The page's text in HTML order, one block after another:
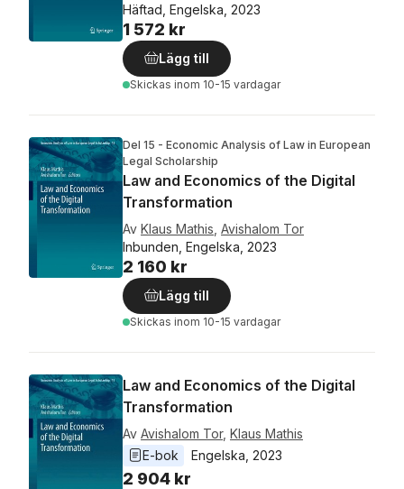
Häftad, Engelska, 2023
1 572 kr
Lägg till
Skickas inom 10-15 vardagar
Del 15 - Economic Analysis of Law in European
Legal Scholarship
Law and Economics of the Digital
Transformation
Av Klaus Mathis Avishalom Tor
Inbunden, Engelska, 2023
2 160 kr
Lägg till
Skickas inom 10-15 vardagar
Law and Economics of the Digital
Transformation
Av Avishalom Tor, Klaus Mathis
E-bok
Engelska 2023
2 904 kr